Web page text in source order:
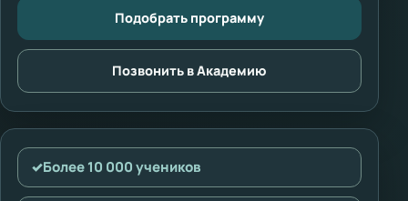
Подобрать программу
Позвонить в Академию
✓Более 10 000 учеников